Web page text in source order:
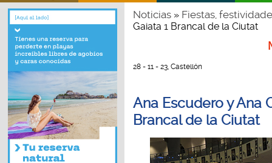
Noticias» Fiestas,
Gaiata 1 Brancal de la Ciutat
28 - 11 - 23, Castellón
Ana Escudero y Ana
Brancal de la Ciutat